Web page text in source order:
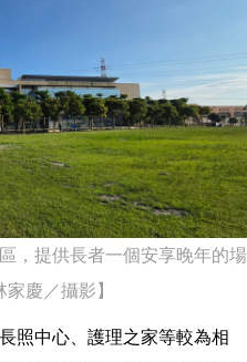
，提供長者一個安享晚年的場
慶／攝影】
照中心、護理之家等較為相